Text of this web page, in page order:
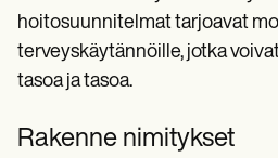
hoitosuunnitelmat tarjoavat
terveyskäytännöille, jotka
tasoa ja tasoa.
Rakenne nimitykset